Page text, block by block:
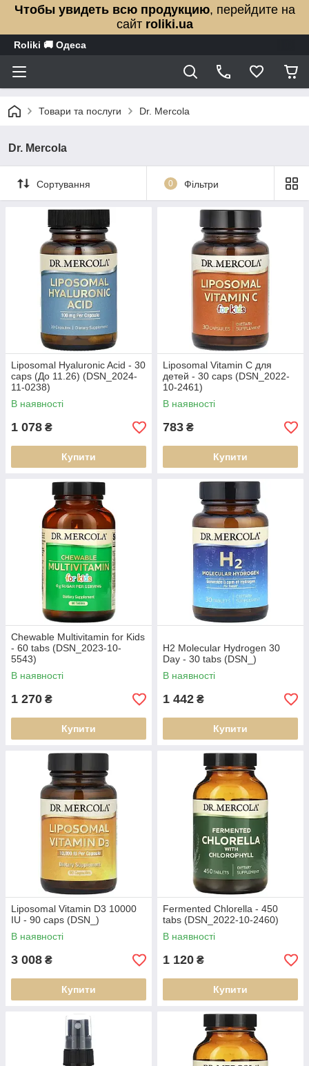
Чтобы увидеть всю продукцию, перейдите на
сайт roliki.ua
Roliki 🚚 Одеса
Товари та послуги Dr. Mercola
Dr. Mercola
Сортування 0 Фільтри
Liposomal Hyaluronic Acid - 30
caps (До 11.26) (DSN_2024-
11-0238)
В наявності
1 078 ₴
Купити
Liposomal Vitamin C для
детей - 30 caps (DSN_2022-
10-2461)
В наявності
783 ₴
Купити
Chewable Multivitamin for Kids
- 60 tabs (DSN_2023-10-
5543)
В наявності
1 270 ₴
Купити
H2 Molecular Hydrogen 30
Day - 30 tabs (DSN_)
В наявності
1 442 ₴
Купити
Liposomal Vitamin D3 10000
IU - 90 caps (DSN_)
В наявності
3 008 ₴
Купити
Fermented Chlorella - 450
tabs (DSN_2022-10-2460)
В наявності
1 120 ₴
Купити